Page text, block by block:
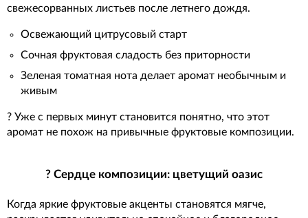
свежесорванных листьев после летнего дождя.
Освежающий цитрусовый старт
Сочная фруктовая сладость без приторности
Зеленая томатная нота делает аромат необычным и
живым
? Уже с первых минут становится понятно, что этот
аромат не похож на привычные фруктовые композиции.
? Сердце композиции: цветущий оазис
Когда яркие фруктовые акценты становятся мягче,